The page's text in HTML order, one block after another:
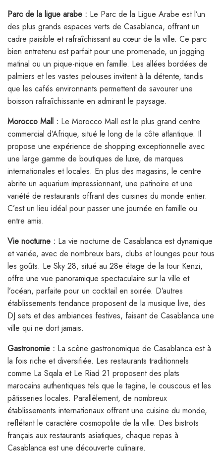
Parc de la ligue arabe : Le Parc de la Ligue Arabe est l’un
des plus grands espaces verts de Casablanca, offrant un
cadre paisible et rafraîchissant au cœur de la ville. Ce parc
bien entretenu est parfait pour une promenade, un jogging
matinal ou un pique-nique en famille. Les allées bordées de
palmiers et les vastes pelouses invitent à la détente, tandis
que les cafés environnants permettent de savourer une
boisson rafraîchissante en admirant le paysage.
Morocco Mall : Le Morocco Mall est le plus grand centre
commercial d’Afrique, situé le long de la côte atlantique. Il
propose une expérience de shopping exceptionnelle avec
une large gamme de boutiques de luxe, de marques
internationales et locales. En plus des magasins, le centre
abrite un aquarium impressionnant, une patinoire et une
variété de restaurants offrant des cuisines du monde entier.
C’est un lieu idéal pour passer une journée en famille ou
entre amis.
Vie nocturne : La vie nocturne de Casablanca est dynamique
et variée, avec de nombreux bars, clubs et lounges pour tous
les goûts. Le Sky 28, situé au 28e étage de la tour Kenzi,
offre une vue panoramique spectaculaire sur la ville et
l’océan, parfaite pour un cocktail en soirée. D’autres
établissements tendance proposent de la musique live, des
DJ sets et des ambiances festives, faisant de Casablanca une
ville qui ne dort jamais.
Gastronomie : La scène gastronomique de Casablanca est à
la fois riche et diversifiée. Les restaurants traditionnels
comme La Sqala et Le Riad 21 proposent des plats
marocains authentiques tels que le tagine, le couscous et les
pâtisseries locales. Parallèlement, de nombreux
établissements internationaux offrent une cuisine du monde,
reflétant le caractère cosmopolite de la ville. Des bistrots
français aux restaurants asiatiques, chaque repas à
Casablanca est une découverte culinaire.